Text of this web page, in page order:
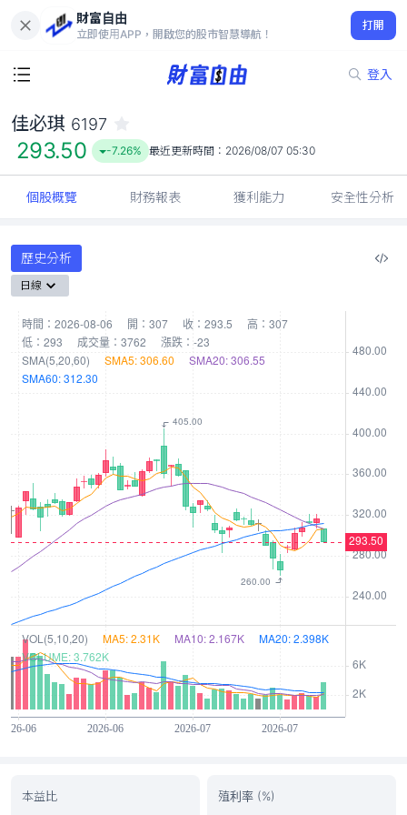
財富自由
立即使用APP，開啟您的股市智慧導航！
打開
登入
293.50
-7.26%
佳必琪 6197
293.50 -7.26% 最近更新時間： 2026/08/07 05:30
個股概覽 財務報表 獲利能力 安全性分析
歷史分析
日線
本益比 殖利率 (%)